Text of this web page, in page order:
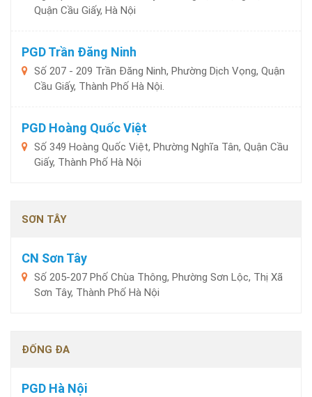
Quận Cầu Giấy, Hà Nội
PGD Trần Đăng Ninh
Số 207 - 209 Trần Đăng Ninh, Phường Dịch Vọng, Quận
Cầu Giấy, Thành Phố Hà Nội.
PGD Hoàng Quốc Việt
Số 349 Hoàng Quốc Việt, Phường Nghĩa Tân, Quận Cầu
Giấy, Thành Phố Hà Nội
SƠN TÂY
CN Sơn Tây
Số 205-207 Phố Chùa Thông, Phường Sơn Lộc, Thị Xã
Sơn Tây, Thành Phố Hà Nội
ĐỐNG ĐA
PGD Hà Nội